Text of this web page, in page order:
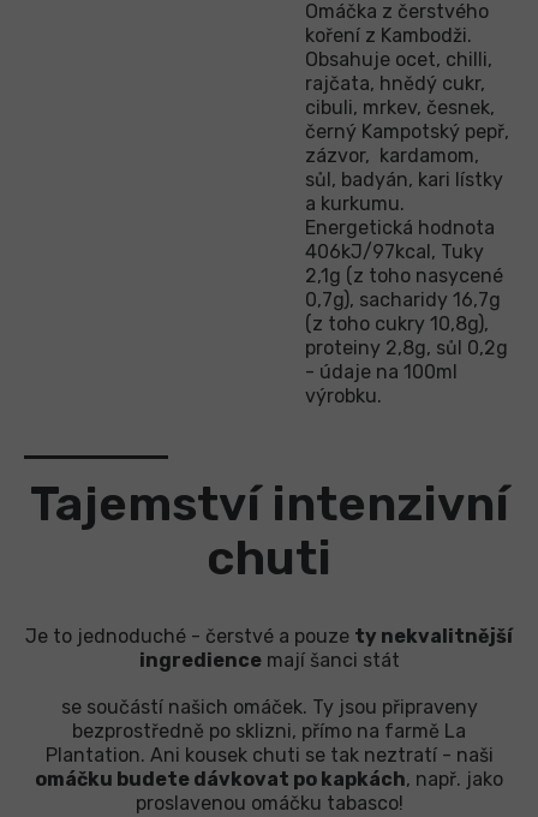
Omáčka z čerstvého
koření z Kambodži.
Obsahuje ocet, chilli,
rajčata, hnědý cukr,
cibuli, mrkev, česnek,
černý Kampotský pepř,
zázvor, kardamom,
sůl, badyán, kari lístky
a kurkumu.
Energetická hodnota
406kJ/97kcal, Tuky
2,1g (z toho nasycené
0,7g), sacharidy 16,7g
(z toho cukry 10,8g),
proteiny 2,8g, sůl 0,2g
- údaje na 100ml
výrobku.
Tajemství intenzivní
chuti
Je to jednoduché - čerstvé a pouze ty nekvalitnější
ingrediencemají šanci stát
se součástí našich omáček. Ty jsou připraveny
bezprostředně po sklizni, přímo na farmě La
Plantation. Ani kousek chuti se tak neztratí - naši
omáčku budete dávkovat po kapkách, např. jako
proslavenou omáčku tabasco!